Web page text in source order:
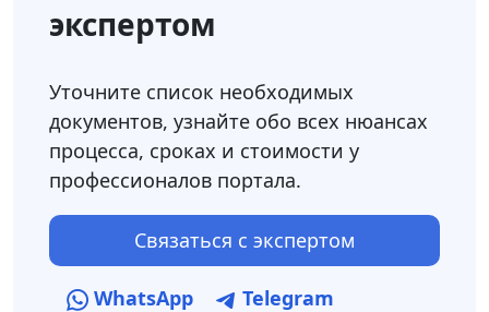
экспертом
Уточните список необходимых
документов, узнайте обо всех нюансах
процесса, сроках и стоимости у
профессионалов портала.
Связаться с экспертом
WhatsApp Telegram